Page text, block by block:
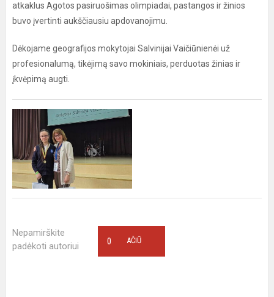
atkaklus Agotos pasiruošimas olimpiadai, pastangos ir žinios
buvo įvertinti aukščiausiu apdovanojimu.
Dėkojame geografijos mokytojai Salvinijai Vaičiūnienėi už
profesionalumą, tikėjimą savo mokiniais, perduotas žinias ir
įkvėpimą augti.
Nepamirškite
padėkoti autoriui
AČIŪ
0